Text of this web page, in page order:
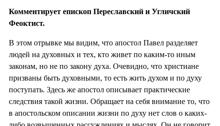
Комментирует епископ Переславский и Угличский
Феоктист.
В этом отрывке мы видим, что апостол Павел разделяет
людей на духовных и тех, кто живет по каким-то иным
законам, но не по закону духа. Очевидно, что христиане
призваны быть духовными, то есть жить духом и по духу
поступать. Здесь же апостол описывает практические
следствия такой жизни. Обращает на себя внимание то, что
в апостольском описании жизни по духу нет слов о каких-